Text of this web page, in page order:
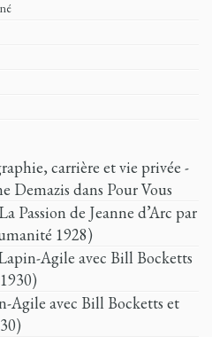
carrière et vie privée -
Demazis dans Pour Vous
La Passion de Jeanne d’Arc par
1928)
Agile avec Bill Bocketts
Agile avec Bill Bocketts et